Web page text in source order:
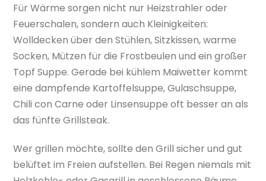
Für Wärme sorgen nicht nur Heizstrahler oder
Feuerschalen, sondern auch Kleinigkeiten:
Wolldecken über den Stühlen, Sitzkissen, warme
Socken, Mützen für die Frostbeulen und ein großer
Topf Suppe. Gerade bei kühlem Maiwetter kommt
eine dampfende Kartoffelsuppe, Gulaschsuppe,
Chili con Carne oder Linsensuppe oft besser an als
das fünfte Grillsteak.
Wer grillen möchte, sollte den Grill sicher und gut
belüftet im Freien aufstellen. Bei Regen niemals mit